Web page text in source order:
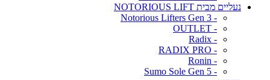
נעליים מבית NOTORIOUS LIFT
- Notorious Lifters Gen 3
- OUTLET
- Radix
- RADIX PRO
- Ronin
- Sumo Sole Gen 5